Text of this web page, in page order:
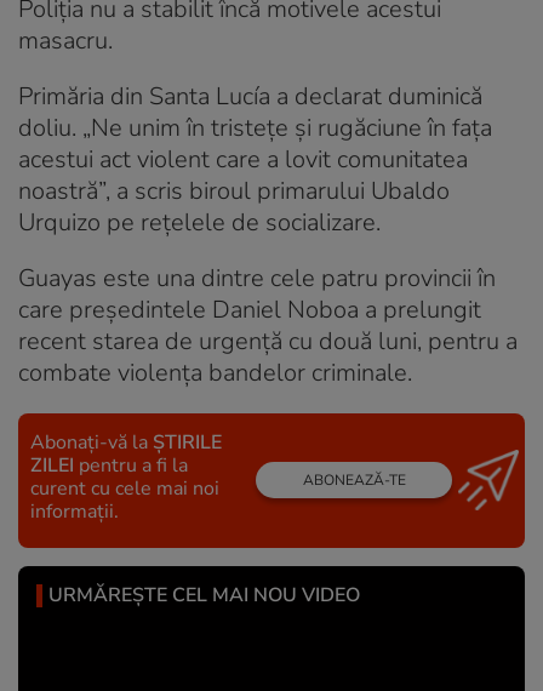
Poliția nu a stabilit încă motivele acestui
masacru.
Primăria din Santa Lucía a declarat duminică
doliu. „Ne unim în tristețe și rugăciune în fața
acestui act violent care a lovit comunitatea
noastră”, a scris biroul primarului Ubaldo
Urquizo pe rețelele de socializare.
Guayas este una dintre cele patru provincii în
care președintele Daniel Noboa a prelungit
recent starea de urgență cu două luni, pentru a
combate violența bandelor criminale.
Abonați-vă la ȘTIRILE
ZILEI pentru a fi la
curent cu cele mai noi
informații.
ABONEAZĂ-TE
URMĂREȘTE CEL MAI NOU VIDEO